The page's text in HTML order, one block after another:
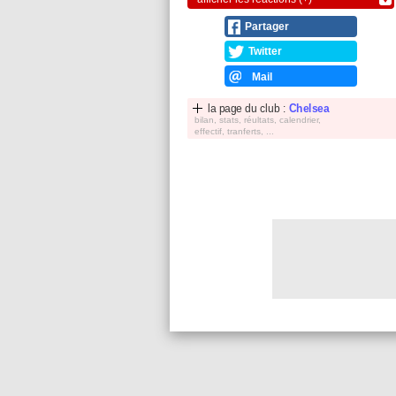
Partager
Twitter
Mail
la page du club : Chelsea
bilan, stats, réultats, calendrier,
effectif, tranferts, ...